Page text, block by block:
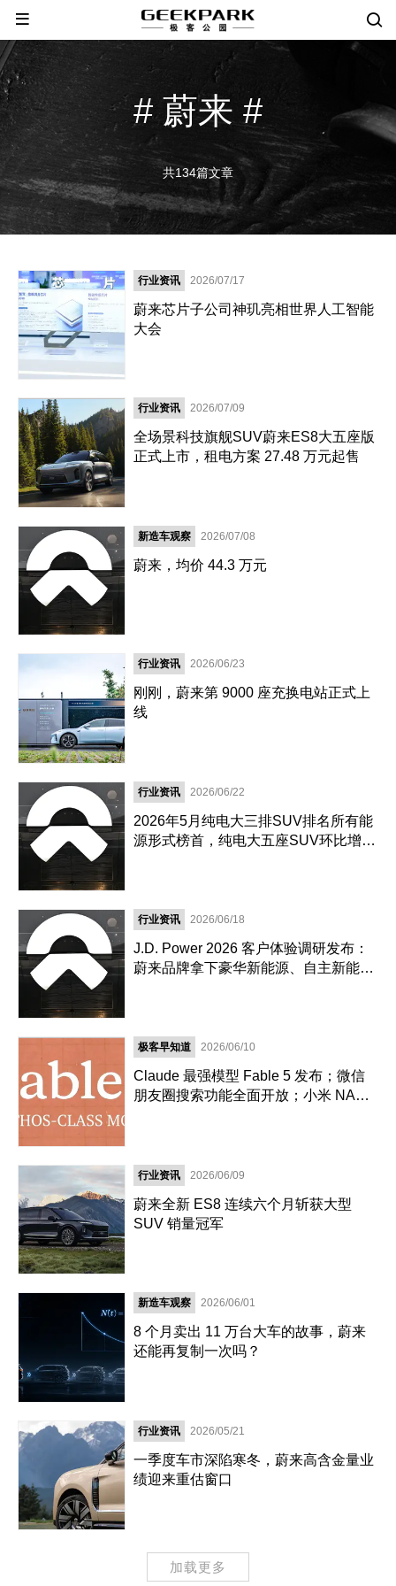
# 蔚来 #
共134篇文章
行业资讯 2026/07/17
蔚来芯片子公司神玑亮相世界人工智能
大会
行业资讯 2026/07/09
全场景科技旗舰SUV蔚来ES8大五座版
正式上市，租电方案 27.48 万元起售
新造车观察 2026/07/08
蔚来，均价 44.3 万元
行业资讯 2026/06/23
刚刚，蔚来第 9000 座充换电站正式上
线
行业资讯 2026/06/22
2026年5月纯电大三排SUV排名所有能
源形式榜首，纯电大五座SUV环比增长
行业资讯 2026/06/18
J.D. Power 2026 客户体验调研发布：
蔚来品牌拿下豪华新能源、自主新能源
极客早知道 2026/06/10
Claude 最强模型 Fable 5 发布；微信
朋友圈搜索功能全面开放；小米 NAS
行业资讯 2026/06/09
蔚来全新 ES8 连续六个月斩获大型
SUV 销量冠军
新造车观察 2026/06/01
8 个月卖出 11 万台大车的故事，蔚来
还能再复制一次吗？
行业资讯 2026/05/21
一季度车市深陷寒冬，蔚来高含金量业
绩迎来重估窗口
加载更多